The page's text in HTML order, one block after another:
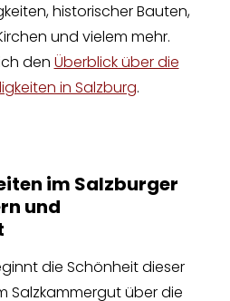
historischer Bauten,
und vielem mehr.
den Überblick über die
in Salzburg.
im Salzburger
und
die Schönheit dieser
Salzkammergut über die